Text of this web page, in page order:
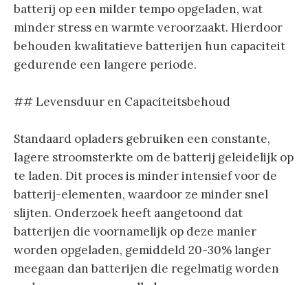
batterij op een milder tempo opgeladen, wat
minder stress en warmte veroorzaakt. Hierdoor
behouden kwalitatieve batterijen hun capaciteit
gedurende een langere periode.
## Levensduur en Capaciteitsbehoud
Standaard opladers gebruiken een constante,
lagere stroomsterkte om de batterij geleidelijk op
te laden. Dit proces is minder intensief voor de
batterij-elementen, waardoor ze minder snel
slijten. Onderzoek heeft aangetoond dat
batterijen die voornamelijk op deze manier
worden opgeladen, gemiddeld 20-30% langer
meegaan dan batterijen die regelmatig worden